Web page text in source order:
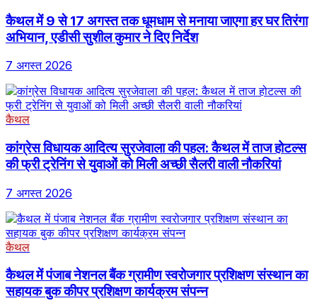
कैथल में 9 से 17 अगस्त तक धूमधाम से मनाया जाएगा हर घर तिरंगा
अभियान, एडीसी सुशील कुमार ने दिए निर्देश
7 अगस्त 2026
कैथल
कांग्रेस विधायक आदित्य सुरजेवाला की पहल: कैथल में ताज होटल्स
की फ्री ट्रेनिंग से युवाओं को मिली अच्छी सैलरी वाली नौकरियां
7 अगस्त 2026
कैथल
कैथल में पंजाब नेशनल बैंक ग्रामीण स्वरोजगार प्रशिक्षण संस्थान का
सहायक बुक कीपर प्रशिक्षण कार्यक्रम संपन्न